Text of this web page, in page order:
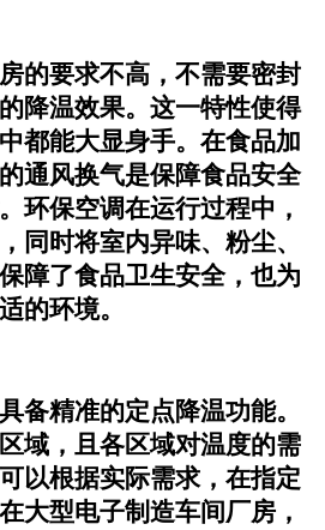
的要求不高，不需要密封
降温效果。这一特性使得
都能大显身手。在食品加
通风换气是保障食品安全
环保空调在运行过程中，
同时将室内异味、粉尘、
障了食品卫生安全，也为
的环境。
备精准的定点降温功能。
域，且各区域对温度的需
以根据实际需求，在指定
大型电子制造车间厂房，